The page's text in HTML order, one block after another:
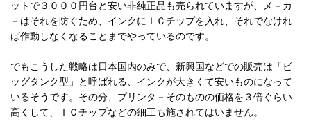
ットで３０００円台と安い非純正品も売られていますが、メ－カ
－はそれを防ぐため、インクにＩＣチップを入れ、それでなけれ
ば作動しなくなることまでやっているのです。
でもこうした戦略は日本国内のみで、新興国などでの販売は「ビ
ッグタンク型」と呼ばれる、インクが大きくて安いものになって
いるそうです。その分、プリンタ－そのものの価格を３倍ぐらい
高くして、ＩＣチップなどの細工も施されてはいません。